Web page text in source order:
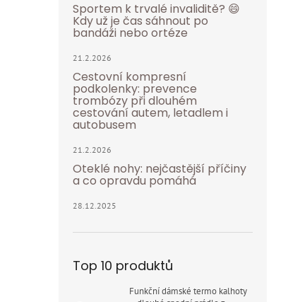
Sportem k trvalé invaliditě? 😄
Kdy už je čas sáhnout po
bandáži nebo ortéze
21.2.2026
Cestovní kompresní
podkolenky: prevence
trombózy při dlouhém
cestování autem, letadlem i
autobusem
21.2.2026
Oteklé nohy: nejčastější příčiny
a co opravdu pomáhá
28.12.2025
Top 10 produktů
Funkční dámské termo kalhoty